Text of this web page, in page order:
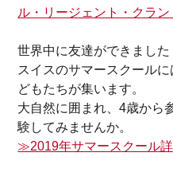
ル・リージェント・クラ
世界中に友達ができました
スイスのサマースクール
どもたちが集います。
大自然に囲まれ、4歳から
験してみませんか。
≫2019年サマースクール